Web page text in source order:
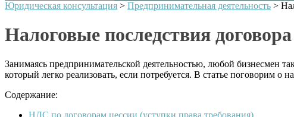
Юридическая консультация > Предпринимательная деятельность >
Налоговые последствия
Занимаясь предпринимательской деятельностью, любой бизнесмен
который легко реализовать, если потребуется. В статье поговорим
Содержание:
НДС по договорам цессии (уступки права требования)